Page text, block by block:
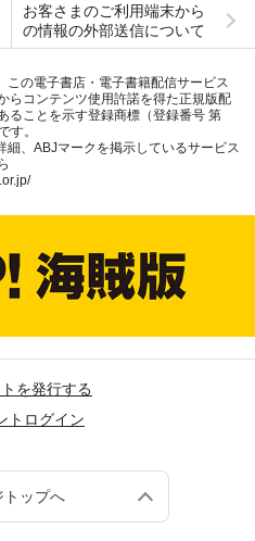
お客さまのご利用端末から
の情報の外部送信について
この電子書店・電子書籍配信サービス
らコンテンツ使用許諾を得た正規版配
ることを示す登録商標（登録番号 第
す。
細、ABJマークを掲示しているサービス
を発行する
トログイン
トップへ